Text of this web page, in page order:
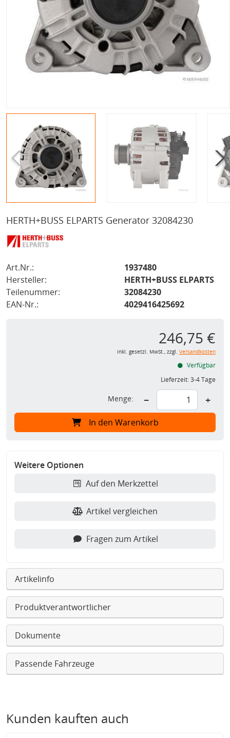
HERTH+BUSS ELPARTS Generator 32084230
Art.Nr.:
1937480
Hersteller:
HERTH+BUSS ELPARTS
Teilenummer:
32084230
EAN-Nr.:
4029416425692
246,75 €
inkl. gesetzl. MwSt., zzgl. Versandkosten
Verfügbar
Lieferzeit:3-4 Tage
Menge: − +
In den Warenkorb
Weitere Optionen
Auf den Merkzettel
Artikel vergleichen
Fragen zum Artikel
Artikelinfo
Produktverantwortlicher
Dokumente
Passende Fahrzeuge
Kunden kauften auch